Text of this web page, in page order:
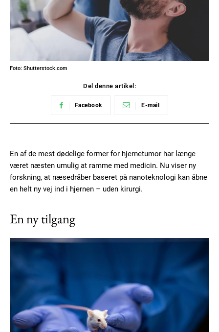
Foto: Shutterstock.com
Del denne artikel:
Facebook E-mail
En af de mest dødelige former for hjernetumor har længe
været næsten umulig at ramme med medicin. Nu viser ny
forskning, at næsedråber baseret på nanoteknologi kan åbne
en helt ny vej ind i hjernen – uden kirurgi.
En ny tilgang